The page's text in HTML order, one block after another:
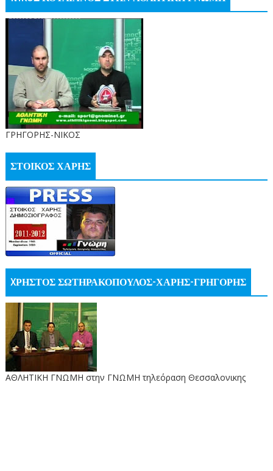
ΓΡΗΓΟΡΗΣ-ΝΙΚΟΣ
ΣΤΟΙΚΟΣ ΧΑΡΗΣ
XΡΗΣΤΟΣ ΣΩΤΗΡΑΚΟΠΟΥΛΟΣ-ΧΑΡΗΣ-ΓΡΗΓΟΡΗΣ
ΑΘΛΗΤΙΚΗ ΓΝΩΜΗ στην ΓΝΩΜΗ τηλεόραση Θεσσαλονικης